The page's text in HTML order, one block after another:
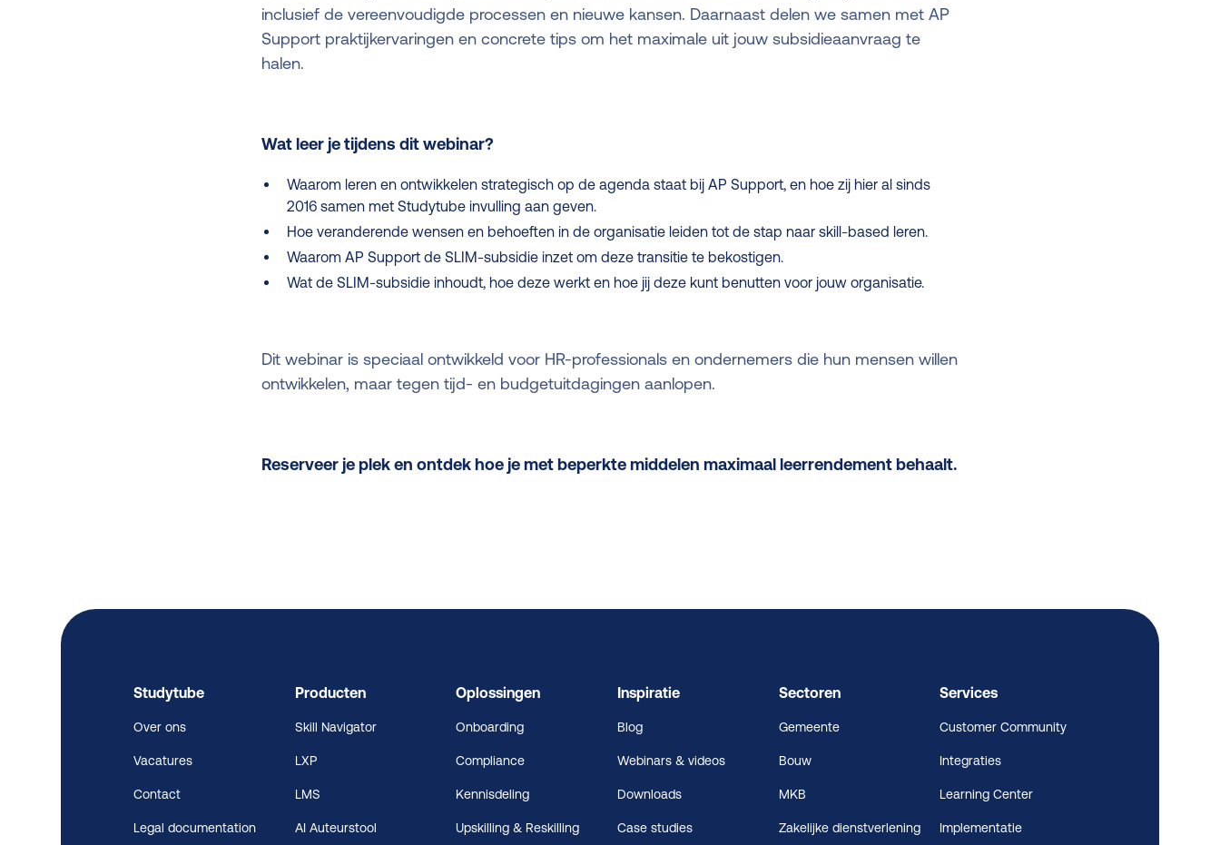
inclusief de vereenvoudigde processen en nieuwe kansen. Daarnaast delen we samen met AP
Support praktijkervaringen en concrete tips om het maximale uit jouw subsidieaanvraag te
halen.
Wat leer je tijdens dit webinar?
Waarom leren en ontwikkelen strategisch op de agenda staat bij AP Support, en hoe zij hier al sinds
2016 samen met Studytube invulling aan geven.
Hoe veranderende wensen en behoeften in de organisatie leiden tot de stap naar skill-based leren.
Waarom AP Support de SLIM-subsidie inzet om deze transitie te bekostigen.
Wat de SLIM-subsidie inhoudt, hoe deze werkt en hoe jij deze kunt benutten voor jouw organisatie.
Dit webinar is speciaal ontwikkeld voor HR-professionals en ondernemers die hun mensen willen
ontwikkelen, maar tegen tijd- en budgetuitdagingen aanlopen.
Reserveer je plek en ontdek hoe je met beperkte middelen maximaal leerrendement behaalt.
Studytube
Over ons
Vacatures
Contact
Legal documentation
Producten
Skill Navigator
LXP
LMS
AI Auteurstool
Oplossingen
Onboarding
Compliance
Kennisdeling
Upskilling & Reskilling
Inspiratie
Blog
Webinars & videos
Downloads
Case studies
Sectoren
Gemeente
Bouw
MKB
Zakelijke dienstverlening
Services
Customer Community
Integraties
Learning Center
Implementatie